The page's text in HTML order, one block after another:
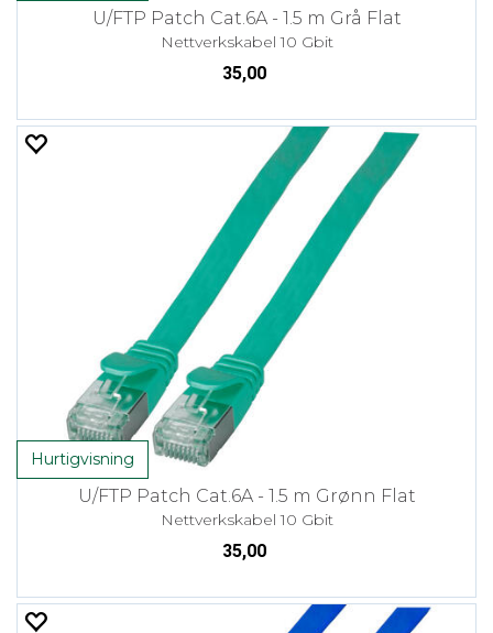
U/FTP Patch Cat.6A - 1.5 m Grå Flat
Nettverkskabel 10 Gbit
35,00
Hurtigvisning
U/FTP Patch Cat.6A - 1.5 m Grønn Flat
Nettverkskabel 10 Gbit
35,00